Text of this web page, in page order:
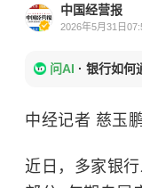
中国经营报
2026年5月31日
问AI · 银行如何
中经记者 慈玉
近日，多家银